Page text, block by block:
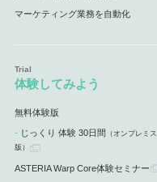
マーケティング業務を自動化
体験してみよう
無料体験版
じっくり 体験 30日間 （オンプレミス
版）
ASTERIA Warp Core体験セミナー